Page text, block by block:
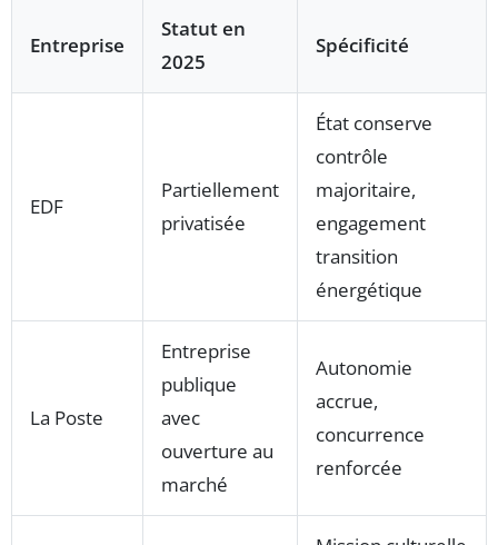
Entreprise
Statut en
2025
Spécificité
EDF
Partiellement
privatisée
État conserve
contrôle
majoritaire,
engagement
transition
énergétique
La Poste
Entreprise
publique
avec
ouverture au
marché
Autonomie
accrue,
concurrence
renforcée